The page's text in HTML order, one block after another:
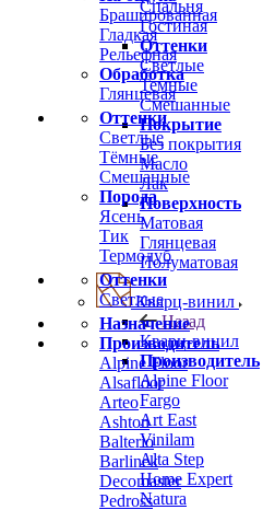
Брашированная
Гладкая
Рельефная
Обработка
Глянцевая
Оттенки
Светлые
Тёмные
Смешанные
Порода
Ясень
Тик
Термодуб
Оттенки
Светлые
Назначение
Производитель
Alpine Floor
Alsafloor
Arteo
Ashton
Balterio
Barlinek
Decomaster
Pedross
Спальня
Гостиная
Оттенки
Светлые
Темные
Смешанные
Покрытие
Без покрытия
Масло
Лак
Поверхность
Матовая
Глянцевая
Полуматовая
Кварц-винил
Назад
Кварц-винил
Производитель
Alpine Floor
Fargo
Art East
Vinilam
Alta Step
Home Expert
Natura